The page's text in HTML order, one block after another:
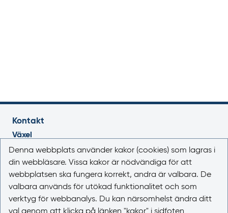
Kontakt
Växel
018-17 46 00
Vardagar 08.00-16.30
E-post
registrator@lakemedelsverket.se
Denna webbplats använder kakor (cookies) som lagras i
din webbläsare. Vissa kakor är nödvändiga för att
webbplatsen ska fungera korrekt, andra är valbara. De
valbara används för utökad funktionalitet och som
verktyg för webbanalys. Du kan närsomhelst ändra ditt